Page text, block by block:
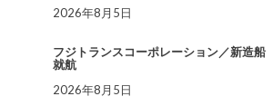
2026年8月5日
フジトランスコーポレーション／新造船
就航
2026年8月5日